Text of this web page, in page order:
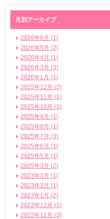
月別アーカイブ
2026年6月 (1)
2026年5月 (2)
2026年4月 (1)
2026年3月 (3)
2026年1月 (1)
2025年12月 (2)
2025年11月 (1)
2025年10月 (1)
2025年9月 (1)
2025年8月 (1)
2025年7月 (3)
2025年6月 (1)
2025年5月 (1)
2025年3月 (2)
2023年3月 (1)
2023年2月 (1)
2023年1月 (2)
2022年12月 (1)
2022年11月 (2)